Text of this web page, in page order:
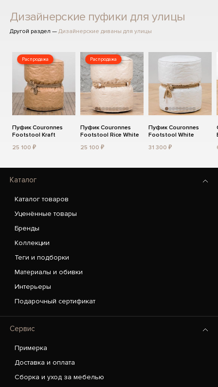
Дизайнерские пуфики для улицы
Другой раздел — Дизайнерские диваны для улицы
Распродажа
Пуфик Couronnes
Footstool Kraft
25 100 ₽
Распродажа
Пуфик Couronnes
Footstool Rice White
25 100 ₽
Пуфик Couronnes
Footstool White
31 300 ₽
Каталог
Каталог товаров
Уценённые товары
Бренды
Коллекции
Теги и подборки
Материалы и обивки
Интерьеры
Подарочный сертификат
Сервис
Примерка
Доставка и оплата
Сборка и уход за мебелью